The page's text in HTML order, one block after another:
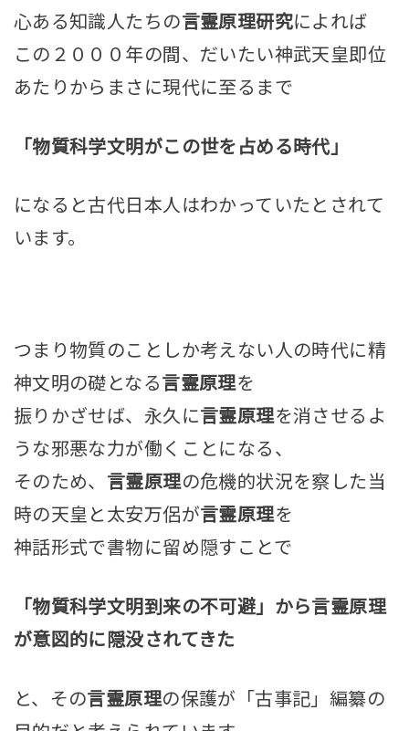
心ある知識人たちの言霊原理研究によれば
この２０００ 年の間、だいたい神武天皇即位
あたりからまさに現代に至るまで
「物質科学文明がこの世を占める時代」
になると古代日本人はわかっていたとされて
います。
つまり物質のことしか考えない人の時代に精
神文明の礎となる言霊原理を
振りかざせば、永久に言霊原理を消させる よ
うな邪悪な力が働くことになる、
そのため、 言霊原理の危機的状況を察した当
時の天皇と太安万侶が言霊原理を
神話形式で書物に留め隠すことで
「物質科学文明到来の不可避 」から言霊原理
が意図的に隠没されてきた
と、その言霊原理の保護が「古事記」編纂の